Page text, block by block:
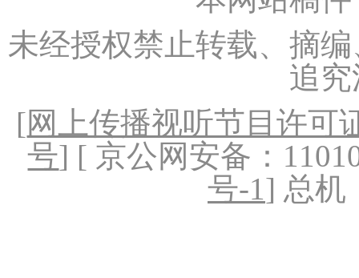
未经授权禁止转载、摘
追
[网上传播视听节目许可
号] [ 京公网安备：
号-1] 总机